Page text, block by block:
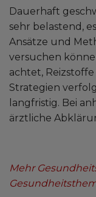
Dauerhaft
sehr belastend,
Ansätze und
versuchen
achtet,
Strategien
langfristig. Bei
ärztliche
Mehr